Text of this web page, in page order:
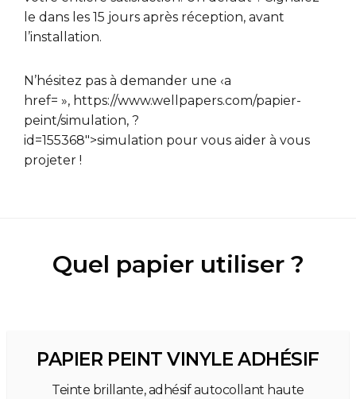
le dans les 15 jours après réception, avant
l’installation.
N’hésitez pas à demander une ‹a
href= », https://www.wellpapers.com/papier-
peint/simulation, ?
id=155368″>simulation pour vous aider à vous
projeter !
Quel papier utiliser ?
PAPIER PEINT VINYLE ADHÉSIF
Teinte brillante, adhésif autocollant haute